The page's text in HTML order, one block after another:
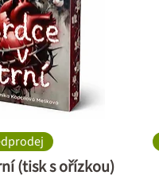
(tisk s ořízkou)